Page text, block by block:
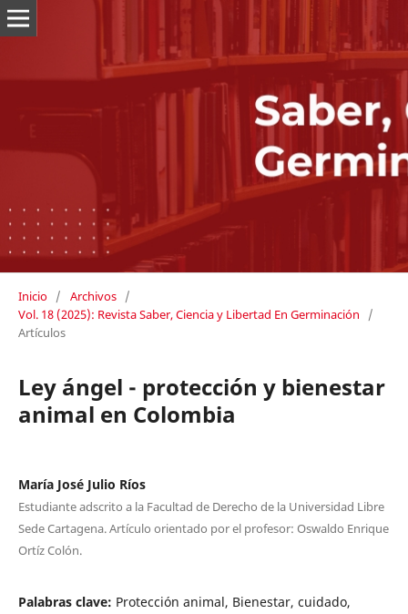
Inicio / Archivos /
Vol. 18 (2025): Revista Saber, Ciencia y Libertad En Germinación
/
Artículos
Ley ángel - protección y bienestar
animal en Colombia
María José Julio Ríos
Estudiante adscrito a la Facultad de Derecho de la Universidad Libre
Sede Cartagena. Artículo orientado por el profesor: Oswaldo Enrique
Ortíz Colón.
Palabras clave: Protección animal, Bienestar, cuidado,